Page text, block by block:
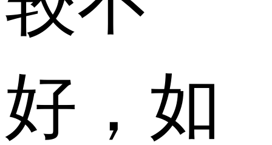
好，如